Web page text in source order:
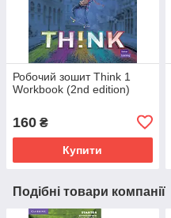
Робочий зошит Think 1
Workbook (2nd edition)
160 ₴
Купити
Подібні товари компанії